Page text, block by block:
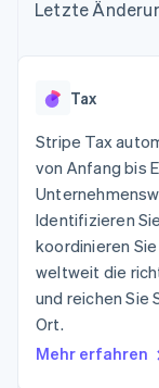
Zugriff auf
Authorization
Optimierung
Link
Beschleunigter
Bezahlvorgang
Financial
Connections
Finanzdaten
Letzte
Tax
Stripe Tax
von Anfang bis
Identifizieren
koordinieren
weltweit die
und reichen Sie
Ort.
Mehr erfahren